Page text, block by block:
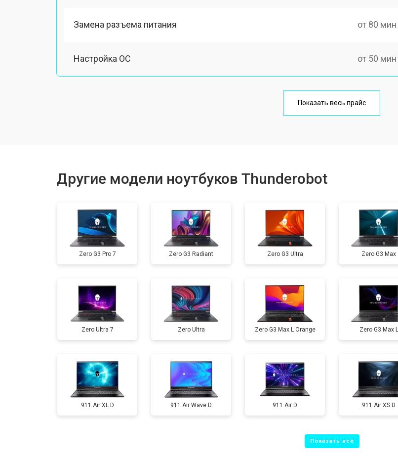
Замена разъема питания от 80 мин
Настройка ОС от 50 мин
от 100 мин
Ремонт мультиконтроллера от 80 мин
Замена жесткого диска HDD/SSD от 60 мин
Замена разъема HDMI от 110 мин
Замена тачпада от 50 мин
Замена клавиатуры от 90 мин
Замена аккумулятора от 40 мин
от 80 мин
Показать весь прайс
Другие модели ноутбуков Thunderobot
Zero G3 Pro 7 Zero G3 Radiant Zero G3 Ultra Zero G3 Max
Zero Ultra 7 Zero Ultra Zero G3 Max L Orange Zero G3 Max L
911 Air XL D 911 Air Wave D 911 Air D 911 Air XS D